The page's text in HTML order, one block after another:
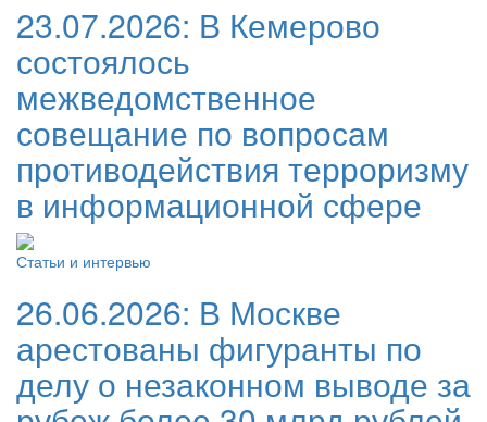
23.07.2026: В Кемерово
состоялось
межведомственное
совещание по вопросам
противодействия терроризму
в информационной сфере
Статьи и интервью
26.06.2026: В Москве
арестованы фигуранты по
делу о незаконном выводе за